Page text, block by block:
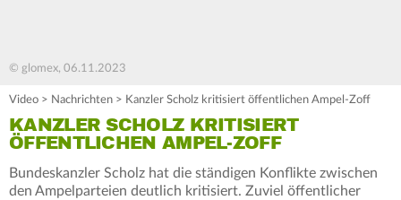
© glomex, 06.11.2023
Video > Nachrichten > Kanzler Scholz kritisiert öffentlichen Ampel-Zoff
KANZLER SCHOLZ KRITISIERT
ÖFFENTLICHEN AMPEL-ZOFF
Bundeskanzler Scholz hat die ständigen Konflikte zwischen
den Ampelparteien deutlich kritisiert. Zuviel öffentlicher